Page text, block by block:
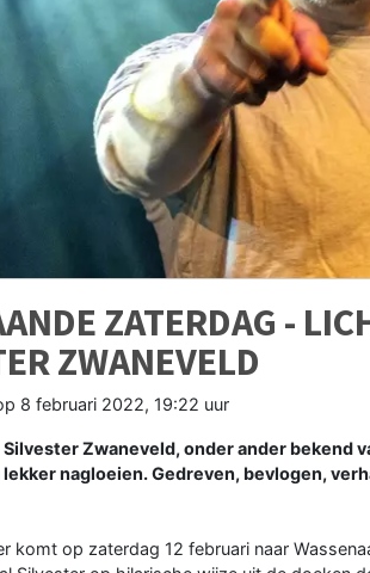
ZATERDAG -
ZWANEVELD
8 februari 2022, 19:22 uur
Silvester Zwaneveld, onder ander bekend
nagloeien. Gedreven, bevlogen,
komt op zaterdag 12 februari naar